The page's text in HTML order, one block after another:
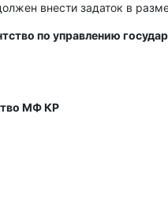
внести задаток в
по управлению
МФ КР